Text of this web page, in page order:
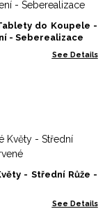
do Koupele -
- Seberealizace
See Details
- Střední Růže -
See Details